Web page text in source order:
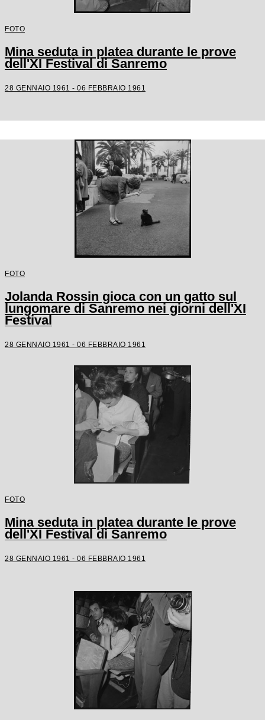
FOTO
Mina seduta in platea durante le prove
dell'XI Festival di Sanremo
28 GENNAIO 1961 - 06 FEBBRAIO 1961
FOTO
Jolanda Rossin gioca con un gatto sul
lungomare di Sanremo nei giorni dell'XI
Festival
28 GENNAIO 1961 - 06 FEBBRAIO 1961
FOTO
Mina seduta in platea durante le prove
dell'XI Festival di Sanremo
28 GENNAIO 1961 - 06 FEBBRAIO 1961